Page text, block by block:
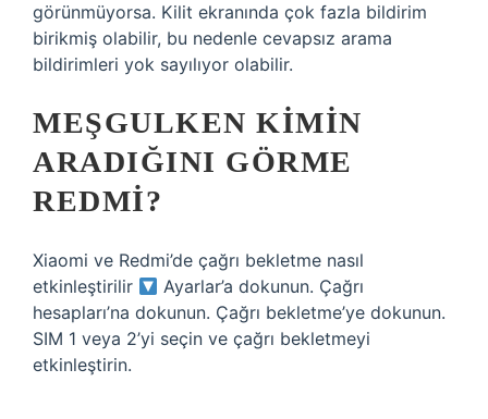
görünmüyorsa. Kilit ekranında çok fazla bildirim
birikmiş olabilir, bu nedenle cevapsız arama
bildirimleri yok sayılıyor olabilir.
MEŞGULKEN KIMIN
ARADIĞINI GÖRME
REDMI?
Xiaomi ve Redmi’de çağrı bekletme nasıl
etkinleştirilir
Ayarlar’a dokunun. Çağrı
hesapları’na dokunun. Çağrı bekletme’ye dokunun.
SIM 1 veya 2’yi seçin ve çağrı bekletmeyi
etkinleştirin.